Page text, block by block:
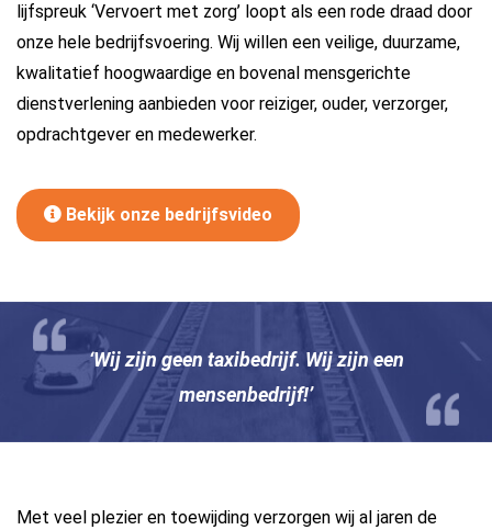
lijfspreuk ‘Vervoert met zorg’ loopt als een rode draad door
onze hele bedrijfsvoering. Wij willen een veilige, duurzame,
kwalitatief hoogwaardige en bovenal mensgerichte
dienstverlening aanbieden voor reiziger, ouder, verzorger,
opdrachtgever en medewerker.
Bekijk onze bedrijfsvideo
‘Wij zijn geen taxibedrijf. Wij zijn een
mensenbedrijf!’
Met veel plezier en toewijding verzorgen wij al jaren de